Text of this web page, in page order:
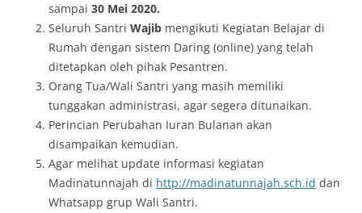
sampai 30 Mei 2020.
Seluruh Santri Wajib mengikuti Kegiatan Belajar di
Rumah dengan sistem Daring (online) yang telah
ditetapkan oleh pihak Pesantren.
Orang Tua/Wali Santri yang masih memiliki
tunggakan administrasi, agar segera ditunaikan.
Perincian Perubahan Iuran Bulanan akan
disampaikan kemudian.
Agar melihat update informasi kegiatan
Madinatunnajah di http://madinatunnajah.sch.id dan
Whatsapp grup Wali Santri.